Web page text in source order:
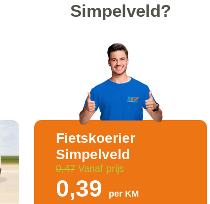
Simpelveld?
Fietskoerier
Simpelveld
0,47 Vanaf prijs
0,39 per KM